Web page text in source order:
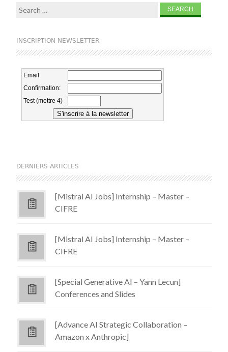
Search for:
INSCRIPTION NEWSLETTER
DERNIERS ARTICLES
[Mistral AI Jobs] Internship – Master –
CIFRE
[Mistral AI Jobs] Internship – Master –
CIFRE
[Special Generative AI – Yann Lecun]
Conferences and Slides
[Advance AI Strategic Collaboration –
Amazon x Anthropic]